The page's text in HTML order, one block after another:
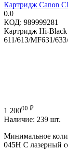
Картридж Canon
0.0
КОД: 989999281
Картридж Hi-
611/613/MF631/
1 20000 ₽
Наличие: 239 шт.
Минимальное
045H C лазерный